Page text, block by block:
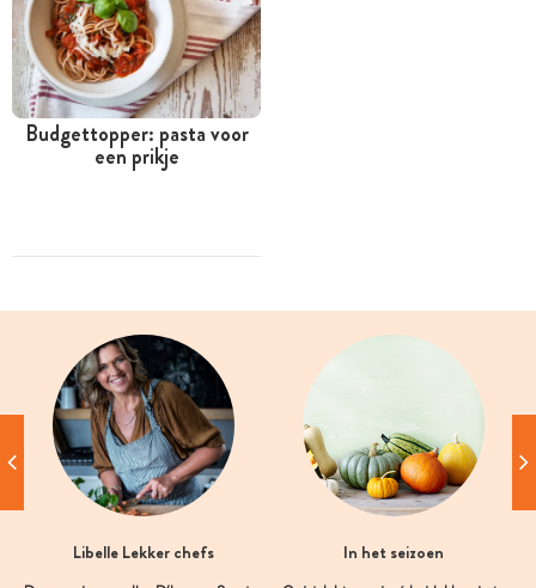
Budgettopper: pasta voor
een prikje
Libelle Lekker chefs In het seizoen